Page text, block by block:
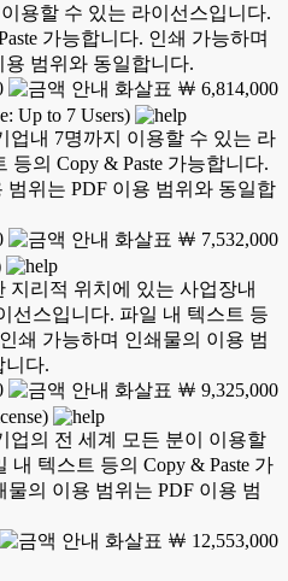
용할 수 있는 라이선스입니다.
가능합니다. 인쇄 가능하며
범위와 동일합니다.
￦ 6,814,000
Up to 7 Users)
업내 7명까지 이용할 수 있는 라
의 Copy & Paste 가능합니다.
위는 PDF 이용 범위와 동일합
￦ 7,532,000
지리적 위치에 있는 사업장내
선스입니다. 파일 내 텍스트 등
쇄 가능하며 인쇄물의 이용 범
니다.
￦ 9,325,000
업의 전 세계 모든 분이 이용할
텍스트 등의 Copy & Paste 가
의 이용 범위는 PDF 이용 범
￦ 12,553,000